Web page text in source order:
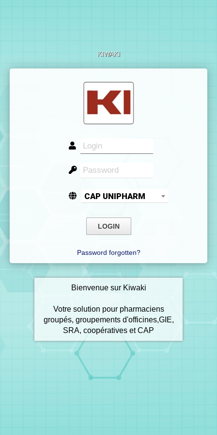
KIWAKI
CAP UNIPHARM
Password forgotten?
Bienvenue sur Kiwaki
Votre solution pour pharmaciens
groupés, groupements d'officines,GIE,
SRA, coopératives et CAP